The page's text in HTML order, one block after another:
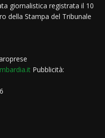
giornalistica registrata il 10
della Stampa del Tribunale
Pubblicità: